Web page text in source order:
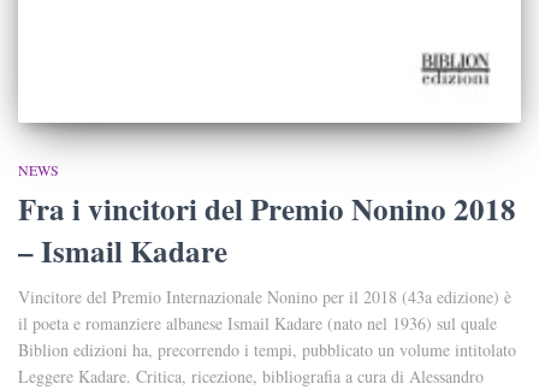
NEWS
Fra i vincitori del Premio Nonino 2018
– Ismail Kadare
Vincitore del Premio Internazionale Nonino per il 2018 (43a edizione) è
il poeta e romanziere albanese Ismail Kadare (nato nel 1936) sul quale
Biblion edizioni ha, precorrendo i tempi, pubblicato un volume intitolato
Leggere Kadare. Critica, ricezione, bibliografia a cura di Alessandro